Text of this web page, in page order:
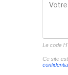
Le code
Ce site